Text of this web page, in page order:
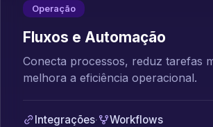
Operação
Fluxos e Automação
Conecta processos, reduz tarefas
melhora a eficiência operacional.
Integrações· Workflows